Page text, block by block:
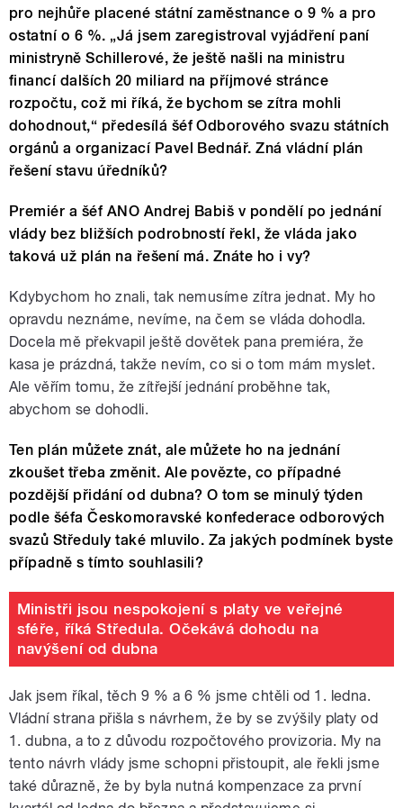
pro nejhůře placené státní zaměstnance o 9 % a pro
ostatní o 6 %. „Já jsem zaregistroval vyjádření paní
ministryně Schillerové, že ještě našli na ministru
financí dalších 20 miliard na příjmové stránce
rozpočtu, což mi říká, že bychom se zítra mohli
dohodnout,“ předesílá šéf Odborového svazu státních
orgánů a organizací Pavel Bednář. Zná vládní plán
řešení stavu úředníků?
Premiér a šéf ANO Andrej Babiš v pondělí po jednání
vlády bez bližších podrobností řekl, že vláda jako
taková už plán na řešení má. Znáte ho i vy?
Kdybychom ho znali, tak nemusíme zítra jednat. My ho
opravdu neznáme, nevíme, na čem se vláda dohodla.
Docela mě překvapil ještě dovětek pana premiéra, že
kasa je prázdná, takže nevím, co si o tom mám myslet.
Ale věřím tomu, že zítřejší jednání proběhne tak,
abychom se dohodli.
Ten plán můžete znát, ale můžete ho na jednání
zkoušet třeba změnit. Ale povězte, co případné
pozdější přidání od dubna? O tom se minulý týden
podle šéfa Českomoravské konfederace odborových
svazů Středuly také mluvilo. Za jakých podmínek byste
případně s tímto souhlasili?
Ministři jsou nespokojení s platy ve veřejné
sféře, říká Středula. Očekává dohodu na
navýšení od dubna
Jak jsem říkal, těch 9 % a 6 % jsme chtěli od 1. ledna.
Vládní strana přišla s návrhem, že by se zvýšily platy od
1. dubna, a to z důvodu rozpočtového provizoria. My na
tento návrh vlády jsme schopni přistoupit, ale řekli jsme
také důrazně, že by byla nutná kompenzace za první